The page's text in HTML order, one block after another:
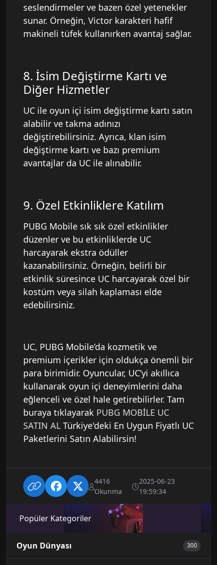
seslendirmeler ve bazen özel yetenekler
sunar. Örneğin, Victor karakteri hafif
makineli tüfek kullanırken avantaj sağlar.
8. İsim Değiştirme Kartı ve
Diğer Hizmetler
UC ile oyun içi isim değiştirme kartı satın
alabilir ve takma adınızı
değiştirebilirsiniz. Ayrıca, klan isim
değiştirme kartı ve bazı premium
avantajlar da UC ile alınabilir.
9. Özel Etkinliklere Katılım
PUBG Mobile sık sık özel etkinlikler
düzenler ve bu etkinliklerde UC
harcayarak ekstra ödüller
kazanabilirsiniz. Örneğin, belirli bir
etkinlik süresince UC harcayarak özel bir
kostüm veya silah kaplaması elde
edebilirsiniz.
UC, PUBG Mobile’da kozmetik ve
premium içerikler için oldukça önemli bir
para birimidir. Oyuncular, UC’yi akıllıca
kullanarak oyun içi deneyimlerini daha
eğlenceli ve özel hale getirebilirler. Tam
buraya tıklayarak PUBG MOBİLE UC
SATIN AL Türkiye'deki En Uygun Fiyatlı UC
Paketlerini Satın Alabilirsin!
4416
Okunma
2025-06-23
19:59:34
Popüler Kategoriler
Oyun Dünyası 300